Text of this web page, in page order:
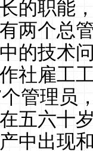
的职能
两个总
的技术
社雇工
个管理员
五六十
中出现